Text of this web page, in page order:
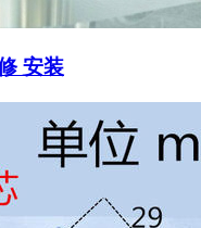
安装